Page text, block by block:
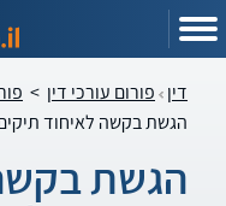
דין פורום עורכי דין >
הגשת בקשה לאיחוד
הגשת